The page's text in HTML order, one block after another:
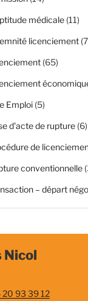
médicale(11)
licenciement
(65)
Emploi(5)
d'acte de rupture(6)
de
conventionnelle
– départ
Nicol
93 39 12